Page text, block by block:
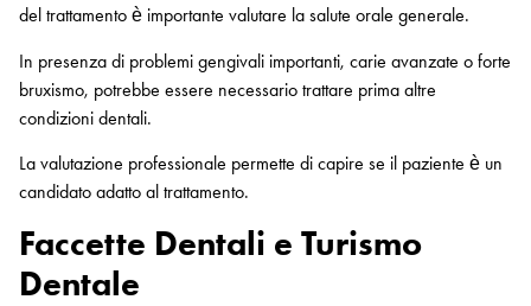
del trattamento è importante valutare la salute orale generale.
In presenza di problemi gengivali importanti, carie avanzate o forte
bruxismo, potrebbe essere necessario trattare prima altre
condizioni dentali.
La valutazione professionale permette di capire se il paziente è un
candidato adatto al trattamento.
Faccette Dentali e Turismo
Dentale